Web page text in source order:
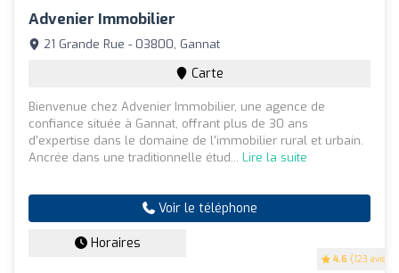
Advenier Immobilier
4.6 (123 avis)
21 Grande Rue - 03800, Gannat
Carte
Bienvenue chez Advenier Immobilier, une agence de
confiance située à Gannat, offrant plus de 30 ans
d'expertise dans le domaine de l'immobilier rural et urbain.
Ancrée dans une traditionnelle étud... Lire la suite
Voir le téléphone
Horaires